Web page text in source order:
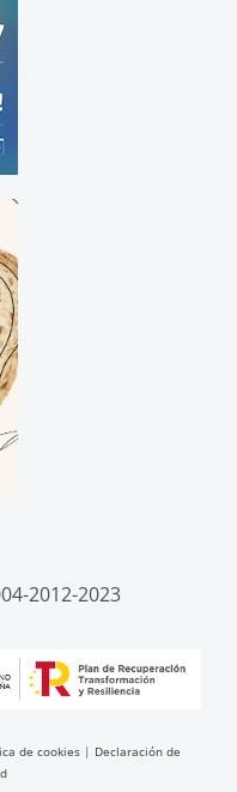
2012-2023
de cookies| Declaración de